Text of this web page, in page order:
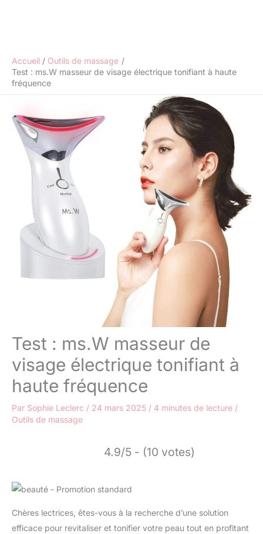
Accueil
Outils de massage
Test : ms.W masseur de visage électrique tonifiant à haute
fréquence
Test : ms.W masseur de
visage électrique tonifiant à
haute fréquence
Par Sophie Leclerc / 24 mars 2025 / 4 minutes de lecture /
Outils de massage
4.9/5 - (10 votes)
Chères lectrices, êtes-vous à la recherche d’une solution
efficace pour revitaliser et tonifier votre peau tout en profitant